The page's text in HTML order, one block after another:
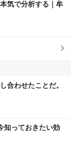
気で分析する｜牟
合わせたことだ。
っておきたい効